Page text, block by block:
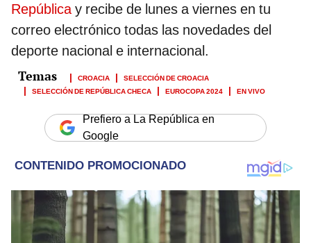
Repúblicay recibe de lunes a viernes en tu
correo electrónico todas las novedades del
deporte nacional e internacional.
CROACIA
SELECCIÓN DE CROACIA
SELECCIÓN DE REPÚBLICA CHECA
EUROCOPA 2024 EN VIVO
Prefiero a La República en
Google